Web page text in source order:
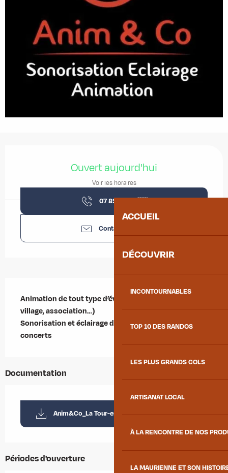
ACCUEIL
DÉCOUVRIR
INCONTOURNABLES
TOP 10 DES RANDOS
LES PLUS GRANDS COLS
ARTISANAT LOCAL
À LA RENCONTRE DE NOS
LA MAURIENNE ET SON
Ouvert aujourd'hui
Voir les horaires
07 89 31 76▒▒
Contactez-nous
Animation de tout type d’événement (mariage, fête de
village, association…)
Sonorisation et éclairage de spectacles et de
concerts
Documentation
Anim&Co_La Tour-en-Maurienne
Périodes d'ouverture